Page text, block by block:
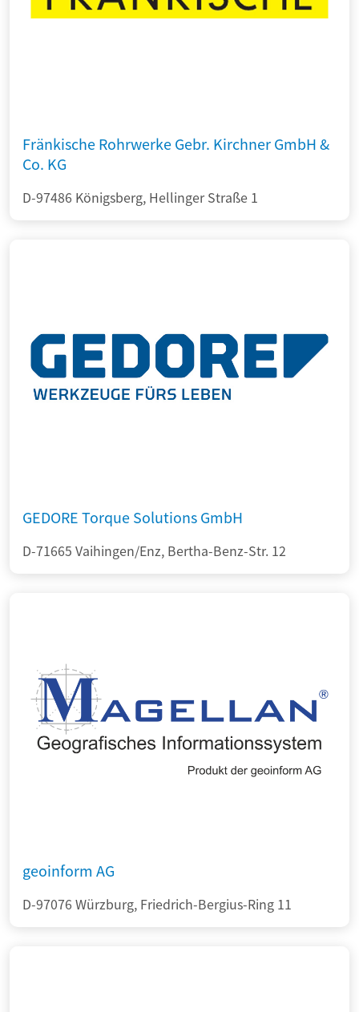
Fränkische Rohrwerke Gebr. Kirchner GmbH &
Co. KG
D-97486 Königsberg, Hellinger Straße 1
GEDORE Torque Solutions GmbH
D-71665 Vaihingen/Enz, Bertha-Benz-Str. 12
geoinform AG
D-97076 Würzburg, Friedrich-Bergius-Ring 11